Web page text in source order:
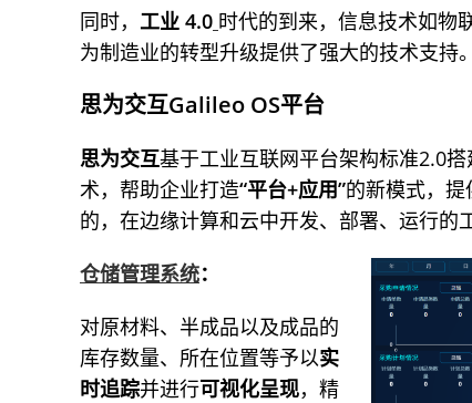
同时， 工业 4.0 时代的到来，信息技术如物
为制造业的转型升级提供了强大的技术支持。
思为交互Galileo OS平台
思为交互基于工业互联网平台架构标准2.0
术，帮助企业打造“平台+应用”的新模式，
的，在边缘计算和云中开发、部署、运行的
仓储管理系统：
对原材料、半成品以及成品的
库存数量、所在位置等予以实
时追踪并进行可视化呈现，精